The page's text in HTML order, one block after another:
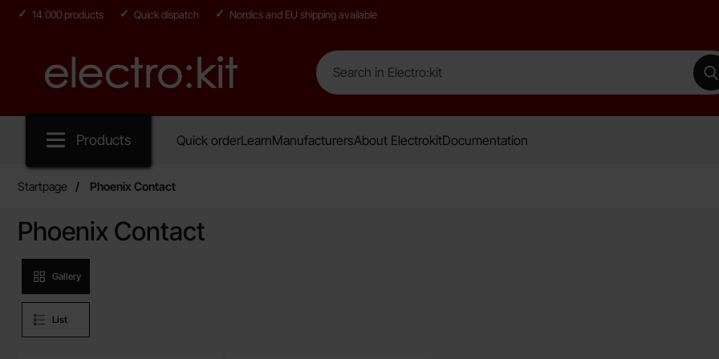
14 000 products Quick dispatch Nordics and EU shipping available
Startpage for Electro:kit
Search
Search in Electro:kit
Products Quick orderLearnManufacturersAbout ElectrokitDocumentation
Startpage Phoenix Contact
Phoenix Contact
Gallery
List